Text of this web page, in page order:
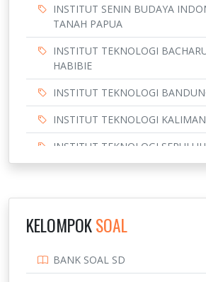
INSTITUT SENIN BUDAYA
TANAH PAPUA
INSTITUT TEKNOLOGI
HABIBIE
INSTITUT TEKNOLOGI
INSTITUT TEKNOLOGI
INSTITUT TEKNOLOGI SEPULUH
NOVEMBER
KELOMPOKSOAL
BANK SOAL SD